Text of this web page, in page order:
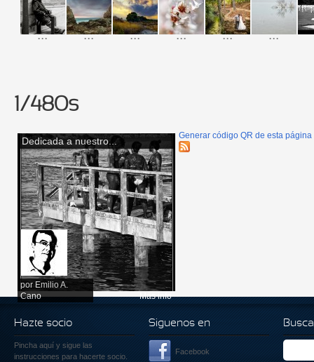
... ... ... ... ... ...
1/480s
Dedicada a nuestro...
por Emilio A.
Cano
Más info
Generar código QR de esta página
Hazte socio
Pincha aquí y sigue las
instrucciones para hacerte socio.
Siguenos en
Facebook